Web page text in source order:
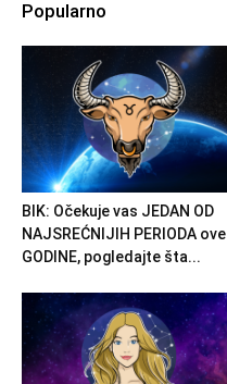
Popularno
BIK: Očekuje vas JEDAN OD
NAJSREĆNIJIH PERIODA ove
GODINE, pogledajte šta...